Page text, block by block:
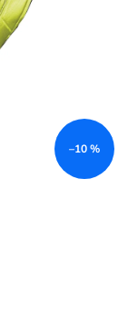
–10 %